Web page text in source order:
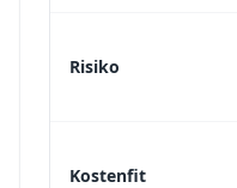
Risiko
Kostenfit